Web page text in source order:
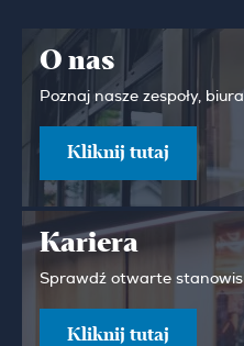
O nas
Poznaj nasze zespoły,
Kliknij tutaj
Kariera
Sprawdź otwarte
Kliknij tutaj